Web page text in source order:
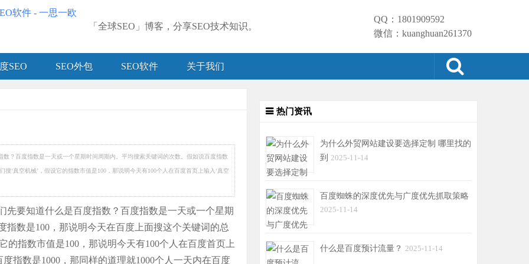
「全球SEO」博客，分享SEO技术知识。
QQ：1801909592
微信：kuanghuan261370
SEO SEO外包 SEO软件 关于我们
？百度指数是一天或一个星期时间周期内。平均搜索关键词的次数。假如说百度指数
‘真空机械’，假设它的指数市值是100，那说明今天有100个人在百度首页上输入‘真空
先要知道什么是百度指数？百度指数是一天或一个星期
数是100，那说明今天在百度上面搜这个关键词的总
的指数市值是100，那说明今天有100个人在百度首页上
指数是1000，那同样的道理就1000个人一天内在百度
热门资讯
为什么外贸网站建设要选择定制 哪里找的
到 2025-11-14
百度蜘蛛的深度优先与广度优先抓取策略
2025-11-14
什么是百度预计流量？ 2025-11-14